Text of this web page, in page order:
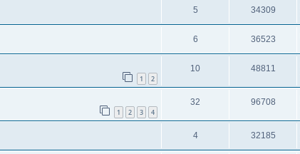
5 34309
6 36523
1 2
10 48811
1 2 3 4
32 96708
4 32185